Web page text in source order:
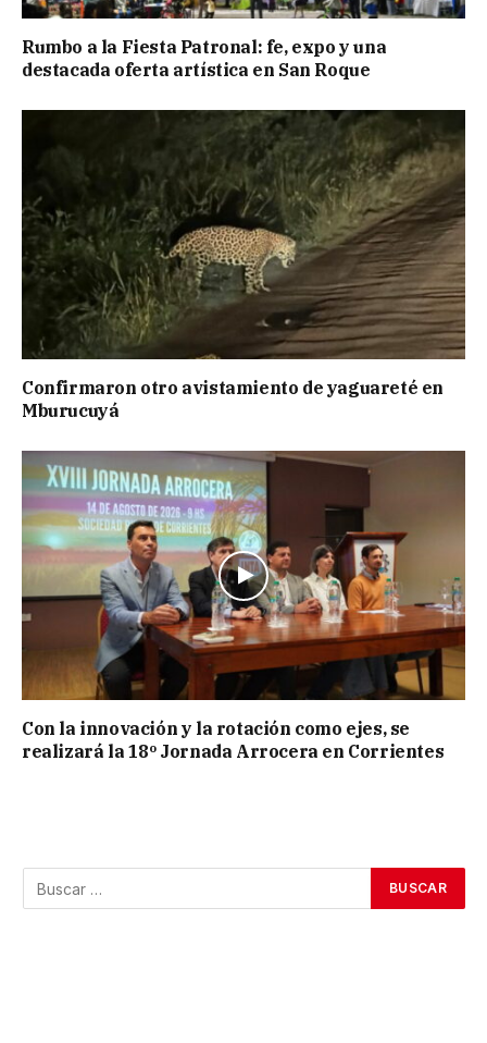
Rumbo a la Fiesta Patronal: fe, expo y una
destacada oferta artística en San Roque
Confirmaron otro avistamiento de yaguareté en
Mburucuyá
Con la innovación y la rotación como ejes, se
realizará la 18º Jornada Arrocera en Corrientes